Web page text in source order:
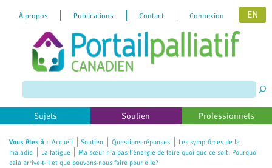
website
includes
an
accessibility
system.
À propos Publications Contact Connexion EN
Sujets Soutien Professionnels
Vous êtes à : Accueil Soutien Questions-réponses
Les symptômes de la
maladie
La fatigue
Ma sœur n’a pas l’énergie de faire quoi que ce soit. Pourquoi
cela arrive-t-il et que pouvons-nous faire pour elle?